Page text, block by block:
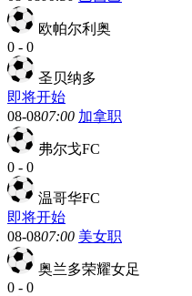
欧帕尔利奥
0 - 0
圣贝纳多
即将开始
08-0807:00 加拿职
弗尔戈FC
0 - 0
温哥华FC
即将开始
08-0807:00 美女职
奥兰多荣耀女足
0 - 0